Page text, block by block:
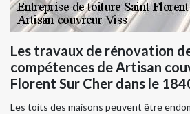
Les travaux de rénovation
compétences de Artisan
Florent Sur Cher dans le
Les toits des maisons peuvent être